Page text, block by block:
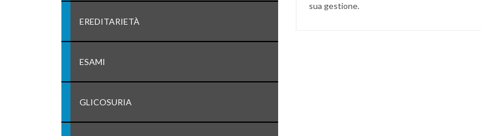
EREDITARIETÀ
ESAMI
GLICOSURIA
sua gestione.